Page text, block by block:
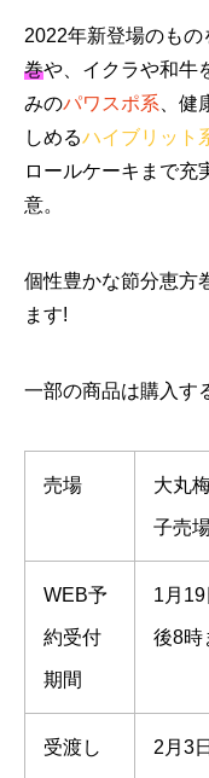
2022年新登場のも
巻や、イクラや和牛
みのパワスポ系 、健
しめるハイブリット
ロールケーキまで充
意。
個性豊かな節分恵方
ます!
一部の商品は購入す
売場 大丸
子売
WEB予
約受付
期間
1月
後8時
受渡し 2月3